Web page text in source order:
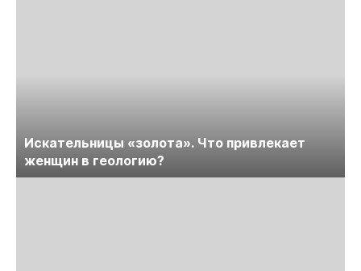
Искательницы «золота». Что привлекает
женщин в геологию?